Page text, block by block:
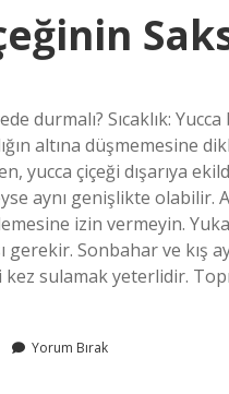
durmalı? Sıcaklık:
altına
yucca çiçeği dışarıya
aynı genişlikte olabilir.
izin vermeyin.
gerekir. Sonbahar ve kış
kez sulamak yeterlidir.
Yorum Bırak